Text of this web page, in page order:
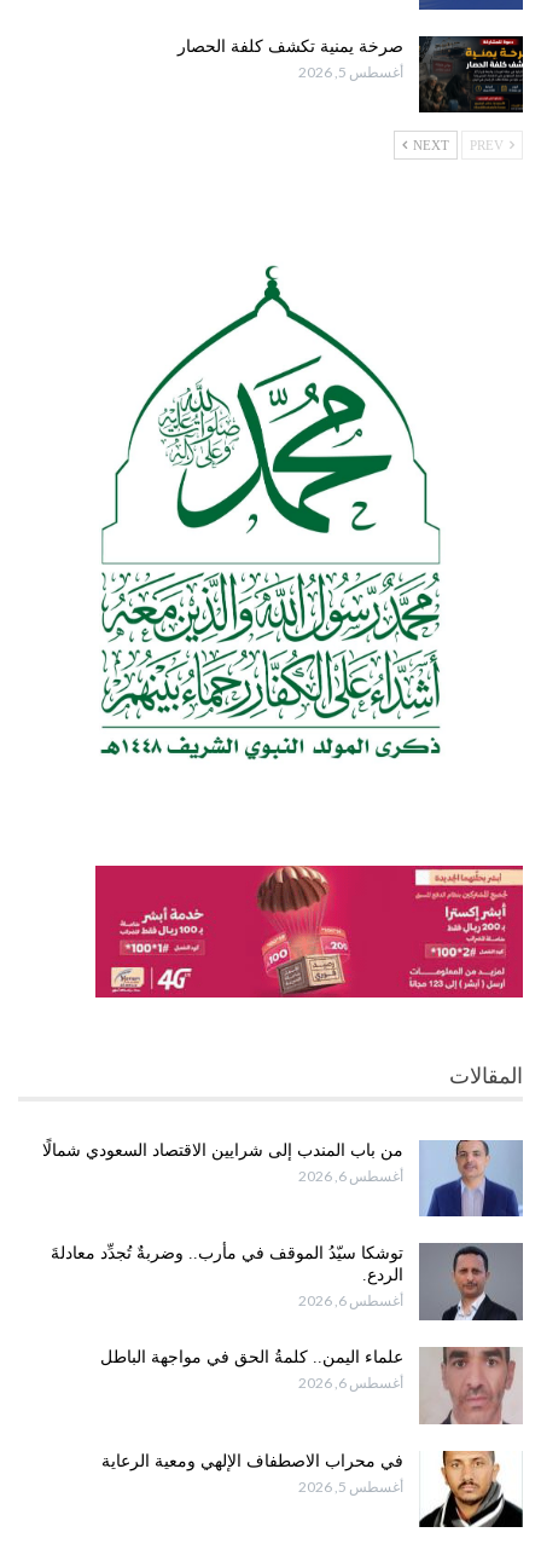
صرخة يمنية تكشف كلفة الحصار
أغسطس 5, 2026
NEXT
المقالات
من باب المندب إلى شرايين الاقتصاد السعودي شمالًا
أغسطس 6, 2026
توشكا سيّدُ الموقف في مأرب.. وضربةٌ تُجدِّد معادلةَ
الردع.
أغسطس 6, 2026
علماء اليمن.. كلمةُ الحق في مواجهة الباطل
أغسطس 6, 2026
في محراب الاصطفاف الإلهي ومعية الرعاية
أغسطس 5, 2026